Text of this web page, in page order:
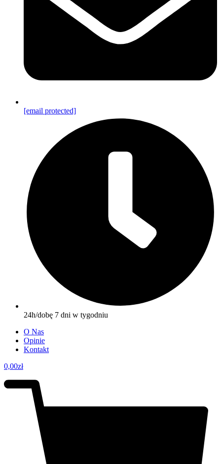
[email protected]
24h/dobę 7 dni w tygodniu
O Nas
Opinie
Kontakt
0,00zł